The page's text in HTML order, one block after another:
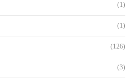
(1)
(1)
(126)
(3)